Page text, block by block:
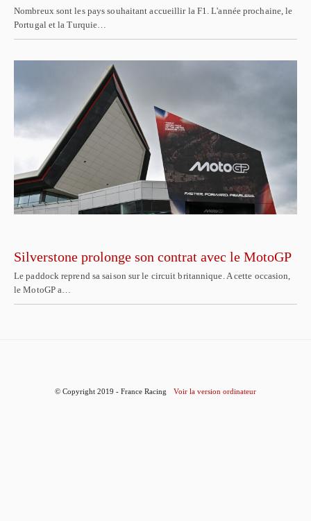
Nombreux sont les pays souhaitant accueillir la F1. L'année prochaine, le
Portugal et la Turquie…
Silverstone prolonge son contrat avec le MotoGP
Le paddock reprend sa saison sur le circuit britannique. A cette occasion,
le MotoGP a…
© Copyright 2019 - France Racing Voir la version ordinateur